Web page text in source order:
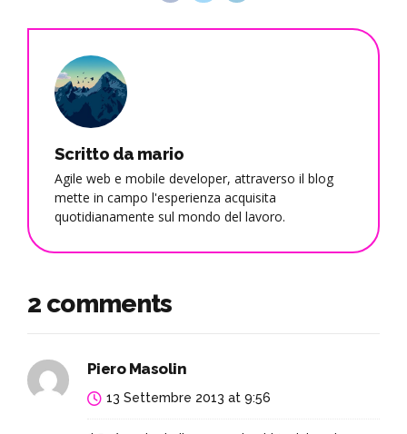
Scritto da mario
Agile web e mobile developer, attraverso il blog
mette in campo l'esperienza acquisita
quotidianamente sul mondo del lavoro.
2 comments
Piero Masolin
13 Settembre 2013 at 9:56